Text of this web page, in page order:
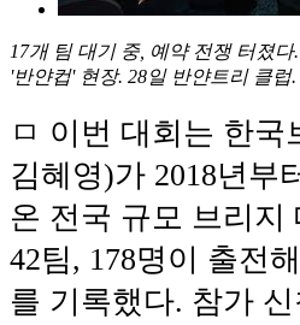
17개 팀 대기 중, 예약 전쟁 터졌
'반얀컵' 현장. 28일 반얀트리 클
ㅁ 이번 대회는 한
김혜영)가 2018년부
온 전국 규모 브리지
42팀, 178명이 출전
를 기록했다. 참가